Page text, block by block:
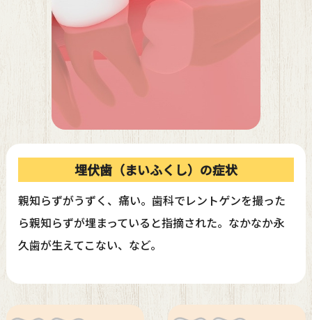
埋伏歯（まいふくし）の症状
親知らずがうずく、痛い。歯科でレントゲンを撮った
ら親知らずが埋まっていると指摘された。なかなか永
久歯が生えてこない、など。